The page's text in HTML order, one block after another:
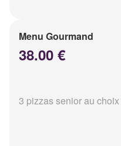
Menu Gourmand
38.00 €
3 pizzas senior au